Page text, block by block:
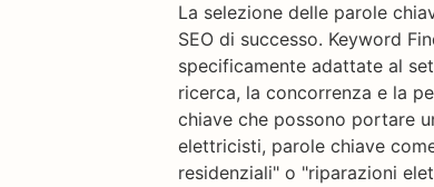
La selezione delle parole
SEO di successo. Keyword
specificamente adattate al
ricerca, la concorrenza e la
chiave che possono portare
elettricisti, parole chiave
residenziali" o "riparazioni